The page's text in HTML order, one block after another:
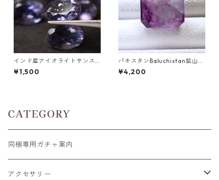
インド産アイオライトサンス
トーンガチャ 6x4mm前後 0.
4ct前後
¥1,500
パキスタンBaluchistan鉱山産
フローライト スクエアカット
ルース 34.4ct 20 x 19.6 x 11
¥4,200
CATEGORY
同梱専用ガチャ案内
アクセサリー